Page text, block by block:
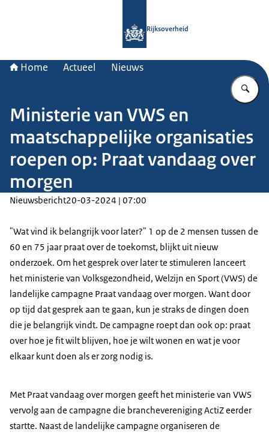
Rijksoverheid
Home Actueel Nieuws
Ministerie van VWS en
maatschappelijke organisaties
roepen op: Praat vandaag over
morgen
Nieuwsbericht20-03-2024 | 07:00
"Wat vind ik belangrijk voor later?" 1 op de 2 mensen tussen de
60 en 75 jaar praat over de toekomst, blijkt uit nieuw
onderzoek. Om het gesprek over later te stimuleren lanceert
het ministerie van Volksgezondheid, Welzijn en Sport (VWS) de
landelijke campagne Praat vandaag over morgen. Want door
op tijd dat gesprek aan te gaan, kun je straks de dingen doen
die je belangrijk vindt. De campagne roept dan ook op: praat
over hoe je fit wilt blijven, hoe je wilt wonen en wat je voor
elkaar kunt doen als er zorg nodig is.
Met Praat vandaag over morgen geeft het ministerie van VWS
vervolg aan de campagne die branchevereniging ActiZ eerder
startte. Naast de landelijke campagne organiseren de